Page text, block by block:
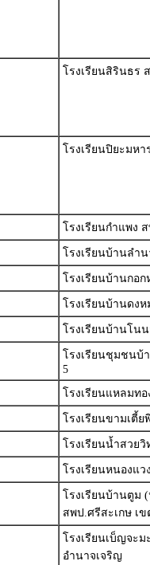
โรงเรียนสิรินธร
โรงเรียนปิยะมห
โรงเรียนกำแพง
โรงเรียนบ้านลำ
โรงเรียนบ้านกอ
โรงเรียนบ้านดง
โรงเรียนบ้านโน
โรงเรียนชุมชนบ้
5
โรงเรียนแหลมท
โรงเรียนขามเตี้
โรงเรียนน้ำสวย
โรงเรียนหนองแ
โรงเรียนบ้านตูม
สพป.ศรีสะเกษ เข
โรงเรียนเบ็ญจะ
อำนาจเจริญ